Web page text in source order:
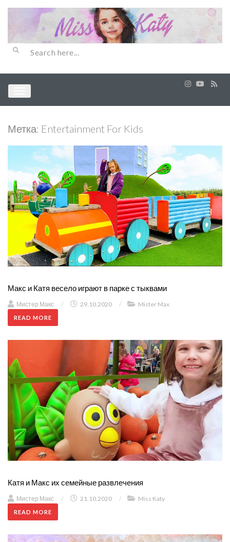
Метка: Entertainment For Kids
Макс и Катя весело играют в парке с тыквами
Мистер Макс / 29.10.2020 / Mister Max
READ MORE
Катя и Макс их семейные развлечения
Мистер Макс / 21.10.2020 / Miss Katy
READ MORE